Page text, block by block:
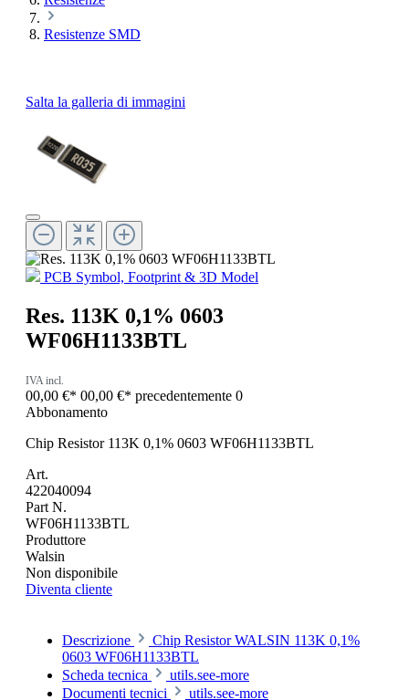
Resistenze SMD
Salta la galleria di immagini
PCB Symbol, Footprint & 3D Model
Res. 113K 0,1% 0603
WF06H1133BTL
IVA incl.
00,00 €* 00,00 €* precedentemente 0
Abbonamento
Chip Resistor 113K 0,1% 0603 WF06H1133BTL
Art.
422040094
Part N.
WF06H1133BTL
Produttore
Walsin
Non disponibile
Diventa cliente
Descrizione
Chip Resistor WALSIN 113K 0,1%
0603 WF06H1133BTL
Scheda tecnica
utils.see-more
Documenti tecnici
utils.see-more